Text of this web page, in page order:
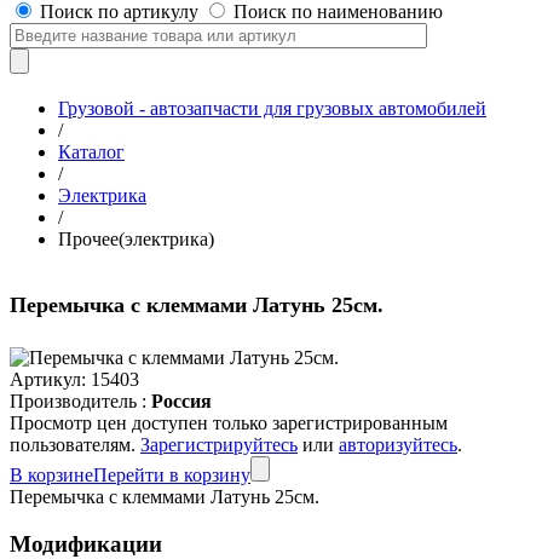
Поиск по артикулу
Поиск по наименованию
Грузовой - автозапчасти для грузовых автомобилей
/
Каталог
/
Электрика
/
Прочее(электрика)
Перемычка с клеммами Латунь 25см.
Артикул: 15403
Производитель : Россия
Просмотр цен доступен только зарегистрированным
пользователям. Зарегистрируйтесь или авторизуйтесь.
В корзинеПерейти в корзину
Перемычка с клеммами Латунь 25см.
Модификации